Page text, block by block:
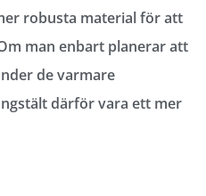
robusta material för att
man enbart planerar att
de varmare
därför vara ett mer